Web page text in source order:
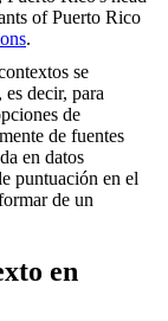
of Puerto Rico
.
se
decir, para
de
de fuentes
en datos
puntuación en el
de un
en